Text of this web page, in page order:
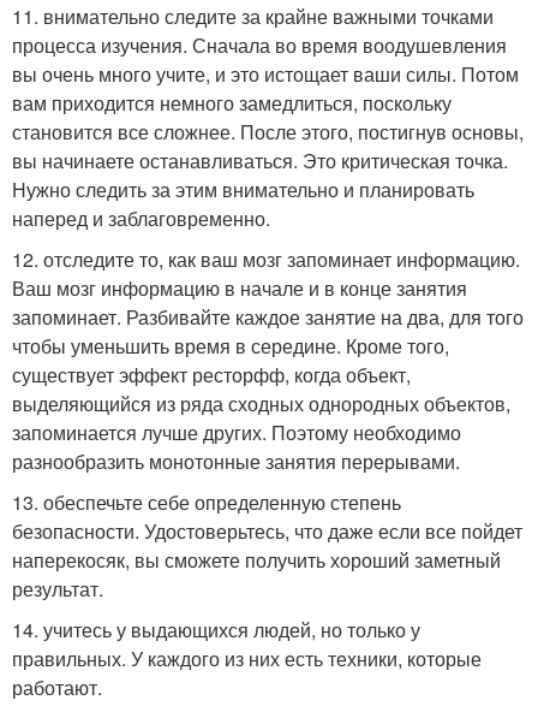
11. внимательно следите за крайне важными точками
процесса изучения. Сначала во время воодушевления
вы очень много учите, и это истощает ваши силы. Потом
вам приходится немного замедлиться, поскольку
становится все сложнее. После этого, постигнув основы,
вы начинаете останавливаться. Это критическая точка.
Нужно следить за этим внимательно и планировать
наперед и заблаговременно.
12. отследите то, как ваш мозг запоминает информацию.
Ваш мозг информацию в начале и в конце занятия
запоминает. Разбивайте каждое занятие на два, для того
чтобы уменьшить время в середине. Кроме того,
существует эффект ресторфф, когда объект,
выделяющийся из ряда сходных однородных объектов,
запоминается лучше других. Поэтому необходимо
разнообразить монотонные занятия перерывами.
13. обеспечьте себе определенную степень
безопасности. Удостоверьтесь, что даже если все пойдет
наперекосяк, вы сможете получить хороший заметный
результат.
14. учитесь у выдающихся людей, но только у
правильных. У каждого из них есть техники, которые
работают.